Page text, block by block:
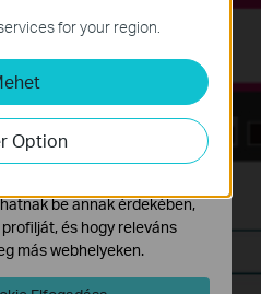
for your region.
Option
szükségesek,
k
teszik számunkra, hogy
végzett tevékenységeit, hogy
működését.
be annak érdekében,
és hogy releváns
más webhelyeken.